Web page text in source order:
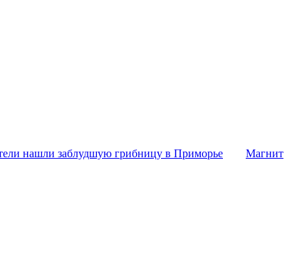
нашли заблудшую грибницу в Приморье
Магнит